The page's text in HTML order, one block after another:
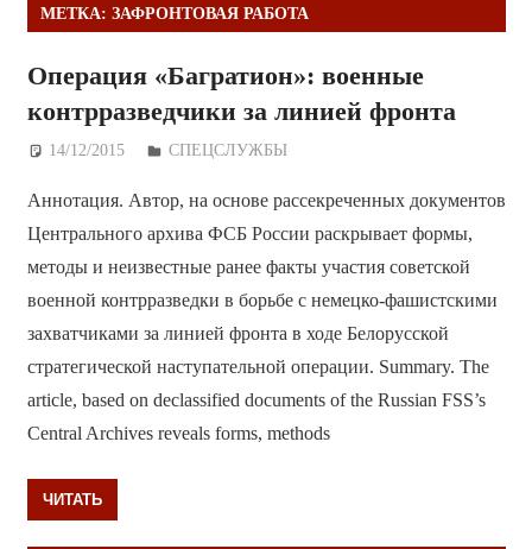
МЕТКА: ЗАФРОНТОВАЯ РАБОТА
Операция «Багратион»: военные
контрразведчики за линией фронта
14/12/2015 Дежурный по Редакции
СПЕЦСЛУЖБЫ
Аннотация. Автор, на основе рассекреченных документов
Центрального архива ФСБ России раскрывает формы,
методы и неизвестные ранее факты участия советской
военной контрразведки в борьбе с немецко-фашистскими
захватчиками за линией фронта в ходе Белорусской
стратегической наступательной операции. Summary. The
article, based on declassified documents of the Russian FSS’s
Central Archives reveals forms, methods
ЧИТАТЬ